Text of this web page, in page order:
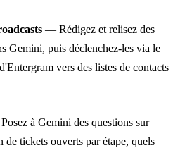
— Rédigez et relisez des
Gemini, puis déclenchez-les via le
vers des listes de contacts
à Gemini des questions sur
tickets ouverts par étape, quels